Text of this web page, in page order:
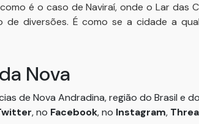
é o caso de Naviraí, onde o Lar das
de diversões. É como se a cidade a
Nova
de Nova Andradina, região do Brasil e
, no Facebook, no Instagram,